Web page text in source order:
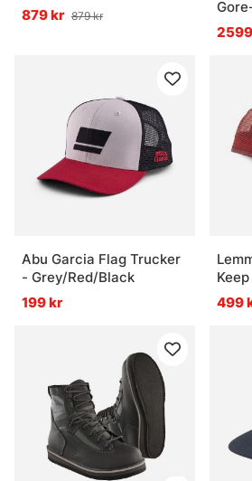
Vad är lagerprincipen vid
Vad är ett underställ bra för?
Vad är skillnaden mellan
879 kr 879 kr
Abu Garcia Flag Trucker
- Grey/Red/Black
199 kr
499